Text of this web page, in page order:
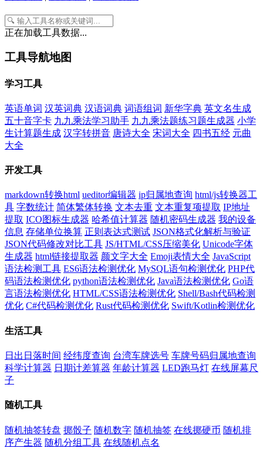
正在加载工具数据...
工具导航地图
学习工具
英语单词 汉英词典 汉语词典 词语组词 新华字典 英文名生成
五十音字卡 九九乘法学习助手 九九乘法题练习题生成器 小学
生计算题生成 汉字转拼音 唐诗大全 宋词大全 四书五经 元曲
大全
开发工具
markdown转换html ueditor编辑器 ip归属地查询 html/js转换器工
具 字数统计 简体繁体转换 文本去重 文本重复项提取 IP地址
提取 ICO图标生成器 哈希值计算器 随机密码生成器 我的设备
信息 存储单位换算 正则表达式测试 JSON格式化解析与验证
JSON代码修改对比工具 JS/HTML/CSS压缩美化 Unicode字体
生成器 html链接提取器 颜文字大全 Emoji表情大全 JavaScript
语法检测工具 ES6语法检测优化 MySQL语句检测优化 PHP代
码语法检测优化 python语法检测优化 Java语法检测优化 Go语
言语法检测优化 HTML/CSS语法检测优化 Shell/Bash代码检测
优化 C#代码检测优化 Rust代码检测优化 Swift/Kotlin检测优化
生活工具
日出日落时间 经纬度查询 台湾车牌选号 车牌号码归属地查询
科学计算器 日期计差算器 年龄计算器 LED跑马灯 在线屏幕尺
子
随机工具
随机抽签转盘 掷骰子 随机数字 随机抽签 在线掷硬币 随机排
序产生器 随机分组工具 在线随机点名